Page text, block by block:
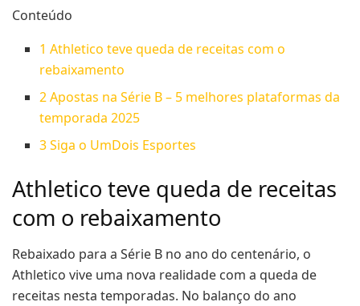
Conteúdo
1 Athletico teve queda de receitas com o
rebaixamento
2Apostas na Série B – 5 melhores plataformas da
temporada 2025
3Siga o UmDois Esportes
Athletico teve queda de receitas
com o rebaixamento
Rebaixado para a Série B no ano do centenário, o
Athletico vive uma nova realidade com a queda de
receitas nesta temporadas. No balanço do ano